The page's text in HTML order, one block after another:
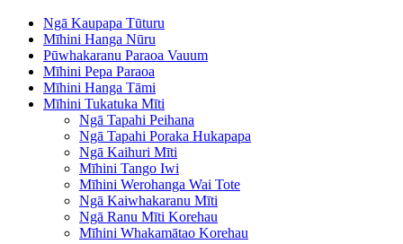
Ngā Kaupapa Tūturu
Mīhini Hanga Nūru
Pūwhakaranu Paraoa Vauum
Mīhini Pepa Paraoa
Mīhini Hanga Tāmi
Mīhini Tukatuka Mīti
Ngā Tapahi Peihana
Ngā Tapahi Poraka Hukapapa
Ngā Kaihuri Mīti
Mīhini Tango Iwi
Mīhini Werohanga Wai Tote
Ngā Kaiwhakaranu Mīti
Ngā Ranu Mīti Korehau
Mīhini Whakamātao Korehau